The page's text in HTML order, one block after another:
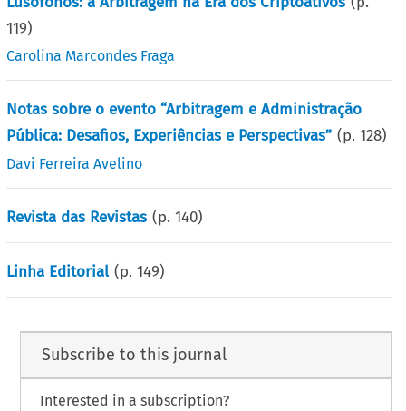
119)
Carolina Marcondes Fraga
Notas sobre o evento “Arbitragem e Administração
Pública: Desafios, Experiências e Perspectivas” (p.128)
Davi Ferreira Avelino
Revista das Revistas (p.140)
Linha Editorial (p.149)
Subscribe to this journal
Interested in a subscription?